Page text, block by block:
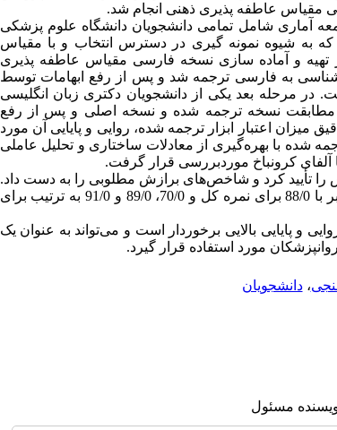
عاطفه پذیری ذهنی انجام شد.
آماری شامل تمامی دانشجویان دانشگاه علوم پزشکی
از دانشجویان بودند که به شیوه نمونه گیری در دسترس انتخاب و با مقیاس‌
تهیه و آماده سازی نسخه فارسی مقیاس عاطفه پذیری
به فارسی ترجمه شد و پس از رفع ابهامات توسط
در مرحله بعد یکی از دانشجویان دکتری زبان انگلیسی
مطابقت نسخه ترجمه شده و نسخه اصلی و پس از رفع
اعتبار ابزار ترجمه شده، روایی و پایایی آن مورد
شده با بهره‌گیری از معادلات ساختاری و تحلیل عاملی
با آلفای کرونباخ موردبررسی قرار گرفت.
را تأیید کرد و شاخص‌های برازش مطلوبی را به دست داد.
همسانی درونی مقیاس بر حسب ضریب آلفای کرونباخ برابر با 88/0 برای نمره کل و 70/0، 89/0 و 91/0 به ترتیب برای
و پایایی بالایی برخوردار است و می‌تواند به عنوان یک
مورد استفاده قرار گیرد.
،دانشجویان
مسئول